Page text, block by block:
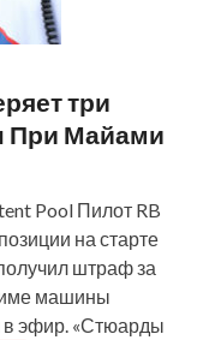
три
При Майами
Pool Пилот RB
на старте
штраф за
машины
в эфир. «Стюарды